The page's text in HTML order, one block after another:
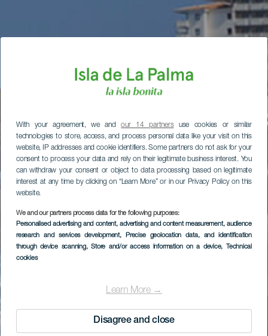
With your agreement, we andour 14 partnersuse cookies or similar
technologies to store, access, and process personal data like your visit on this
website, IP addresses and cookie identifiers. Some partners do not ask for your
consent to process your data and rely on their legitimate business interest. You
can withdraw your consent or object to data processing based on legitimate
interest at any time by clicking on “Learn More” or in our Privacy Policy on this
website.
We and our partners process data for the following purposes:
Personalised advertising and content, advertising and content measurement, audience
research and services development, Precise geolocation data, and identification
through device scanning, Store and/or access information on a device, Technical
cookies
Learn More →
Disagree and close